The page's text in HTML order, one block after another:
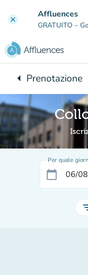
clear Affluences
GRATUITO –
arrow_leftTorna a:
Prenotazione
Per quale
calendar_today